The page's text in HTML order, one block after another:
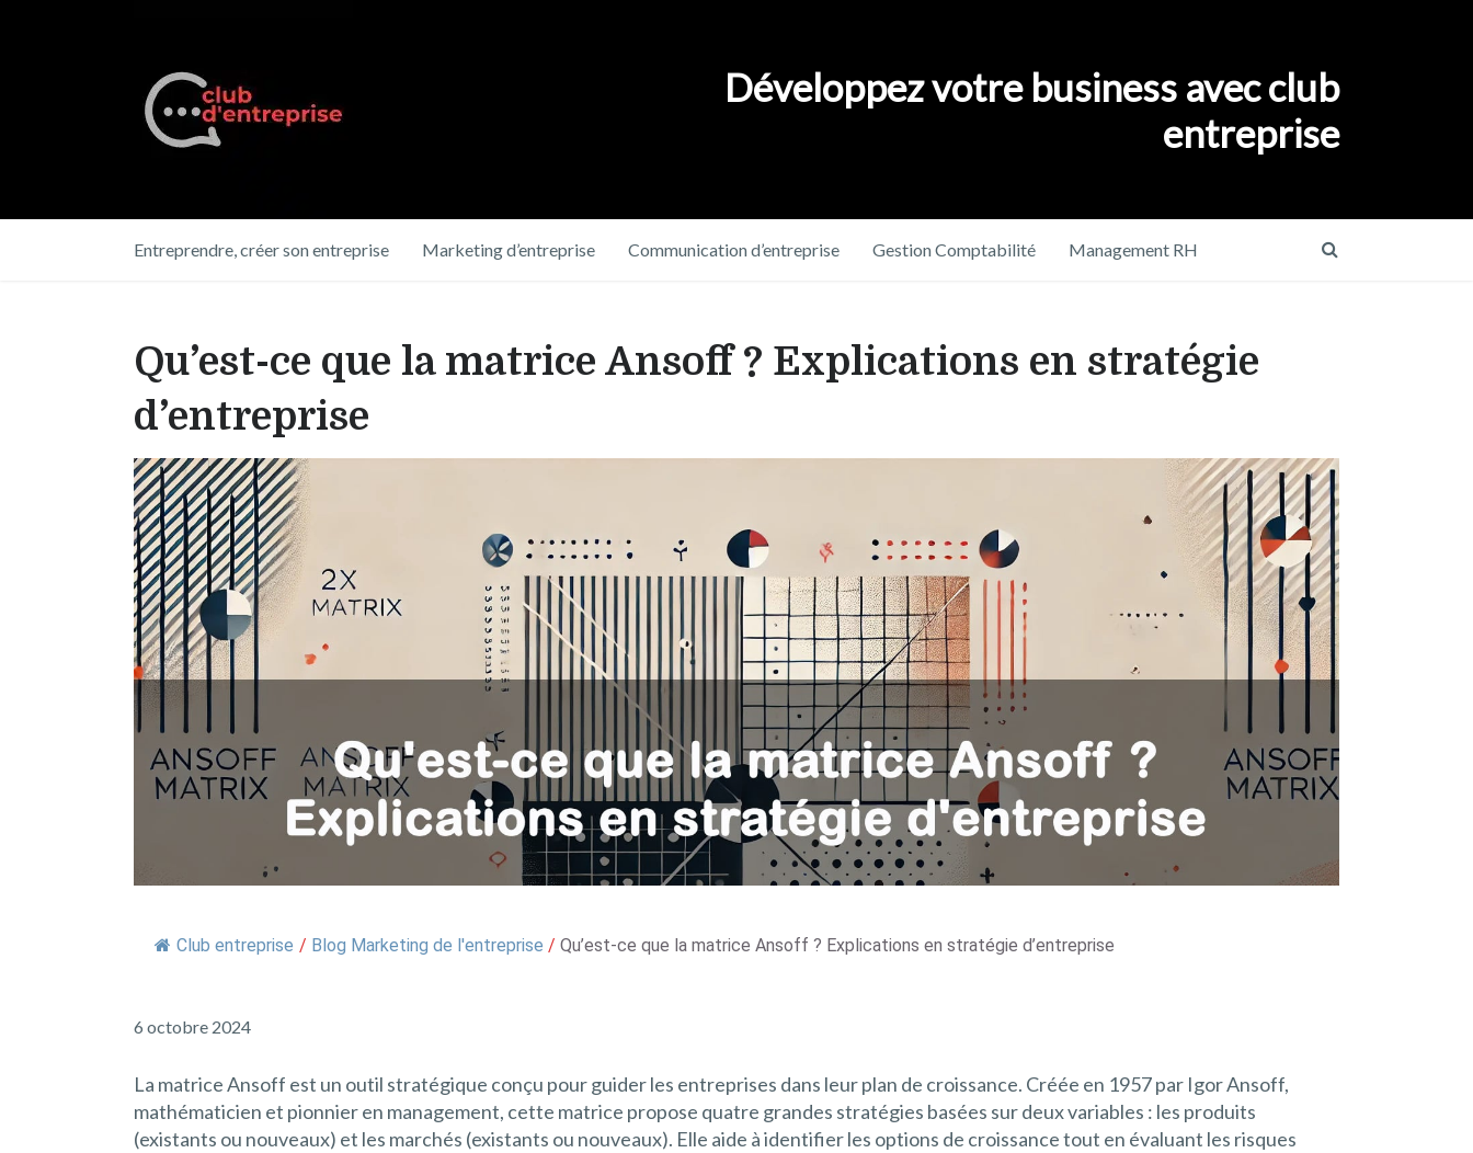
Développez votre business avec club
entreprise
Entreprendre, créer son entreprise Marketing d’entreprise Communication d’entreprise Gestion Comptabilité Management RH
Qu’est-ce que la matrice Ansoff ? Explications en stratégie
d’entreprise
Club entreprise / Blog Marketing de l'entreprise / Qu’est-ce que la matrice Ansoff ? Explications en stratégie d’entreprise
6 octobre 2024
La matrice Ansoff est un outil stratégique conçu pour guider les entreprises dans leur plan de croissance. Créée en 1957 par Igor Ansoff,
mathématicien et pionnier en management, cette matrice propose quatre grandes stratégies basées sur deux variables : les produits
(existants ou nouveaux) et les marchés (existants ou nouveaux). Elle aide à identifier les options de croissance tout en évaluant les risques